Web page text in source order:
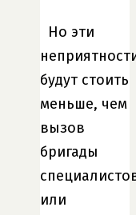
Но эти
будут стоить
меньше, чем
вызов
бригады
или